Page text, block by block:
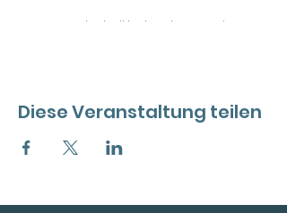
Wer: Grundschulkinder der 3.-5. Klasse
Diese Veranstaltung teilen